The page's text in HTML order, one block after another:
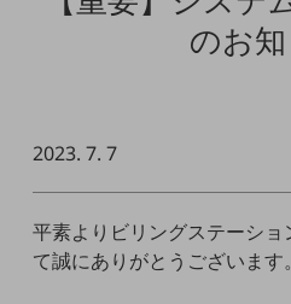
Smart Education
地域の取り組み
自治体・地域社会との共創
LGPF(Local Government Platform)
のお
2023. 7. 7
平素よりビリングステーシ
て誠にありがとうございます。